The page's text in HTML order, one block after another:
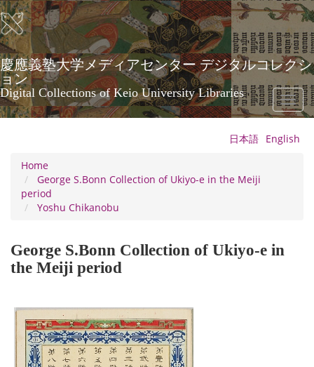
Skip
to
main
content
慶應義塾大学メディアセンター デジタルコレクシ
ョン
Digital Collections of Keio University Libraries
Toggle
日本語 English
Home
George S.Bonn Collection of Ukiyo-e in the Meiji
period
Yoshu Chikanobu
George S.Bonn Collection of Ukiyo-e in
the Meiji period